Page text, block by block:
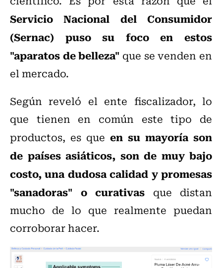
Servicio Nacional del Consumidor
(Sernac) puso su foco en estos
"aparatos de belleza" que se venden en
el mercado.
Según reveló el ente fiscalizador, lo
que tienen en común este tipo de
productos, es que en su mayoría son
de países asiáticos, son de muy bajo
costo, una dudosa calidad y promesas
"sanadoras" o curativas que distan
mucho de lo que realmente puedan
corroborar hacer.